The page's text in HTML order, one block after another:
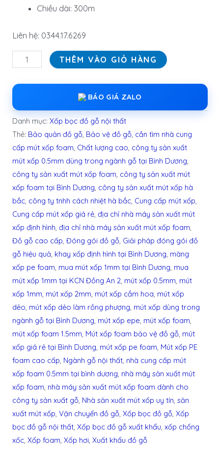
Chiều dài: 300m
Liên hệ: 0344.17.6269
THÊM VÀO GIỎ HÀNG
BÁO GIÁ ZALO
Danh mục:Xốp bọc đồ gỗ nội thất
Thẻ: Bảo quản đồ gỗ, Bảo vệ đồ gỗ, cần tìm nhà cung
cấp mút xốp foam, Chất lượng cao, công ty sản xuất
mút xốp 0.5mm dùng trong ngành gỗ tại Bình Dương,
công ty sản xuất mút xốp foam, công ty sản xuất mút
xốp foam tại Bình Dương, công ty sản xuất mút xốp hà
bắc, công ty tnhh cách nhiệt hà bắc, Cung cấp mút xốp,
Cung cấp mút xốp giá rẻ,địa chỉ nhà máy sản xuất mút
xốp định hình,địa chỉ nhà máy sản xuất mút xốp foam,
Đồ gỗ cao cấp,Đóng gói đồ gỗ, Giải pháp đóng gói đồ
gỗ hiệu quả, khay xốp định hình tại Bình Dương, màng
xốp pe foam, mua mút xốp 1mm tại Bình Dương, mua
mút xốp 1mm tại KCN Đồng An 2, mút xốp 0.5mm, mút
xốp 1mm, mút xốp 2mm, mút xốp cắm hoa, mút xốp
dẻo, mút xốp dẻo làm rồng phượng, mút xốp dùng trong
ngành gỗ tại Bình Dương, mút xốp epe, mút xốp foam,
mút xốp foam 1.5mm, Mút xốp foam bảo vệ đồ gỗ, mút
xốp giá rẻ tại Bình Dương, mút xốp pe foam, Mút xốp PE
foam cao cấp, Ngành gỗ nội thất, nhà cung cấp mút
xốp foam 0.5mm tại bình dương, nhà máy sản xuất mút
xốp foam, nhà máy sản xuất mút xốp foam dành cho
công ty sản xuất gỗ, Nhà sản xuất mút xốp uy tín,sản
xuất mút xốp,Vận chuyển đồ gỗ,Xốp bọc đồ gỗ,Xốp
bọc đồ gỗ nội thất,Xốp bọc đồ gỗ xuất khẩu,xốp chống
xốc,Xốp foam,Xốp hơi,Xuất khẩu đồ gỗ